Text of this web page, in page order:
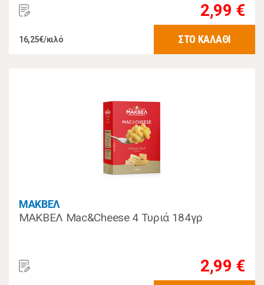
2,99 €
16,25€/κιλό ΣΤΟ ΚΑΛΑΘΙ
ΜΑΚΒΕΛ
ΜΑΚΒΕΛ Mac&Cheese 4 Τυριά 184γρ
2,99 €